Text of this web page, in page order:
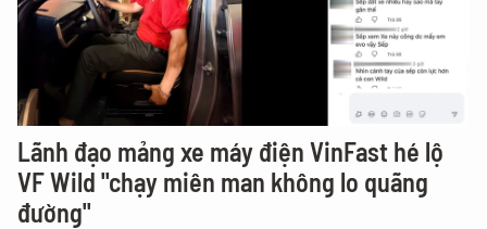
Lãnh đạo mảng xe máy điện VinFast hé lộ
VF Wild "chạy miên man không lo quãng
đường"